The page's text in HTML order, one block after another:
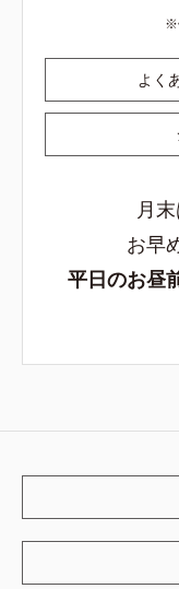
よく
月
お早
平日のお昼